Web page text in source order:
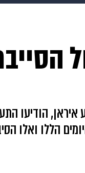
איראן, הודיעו
הללו ואלו